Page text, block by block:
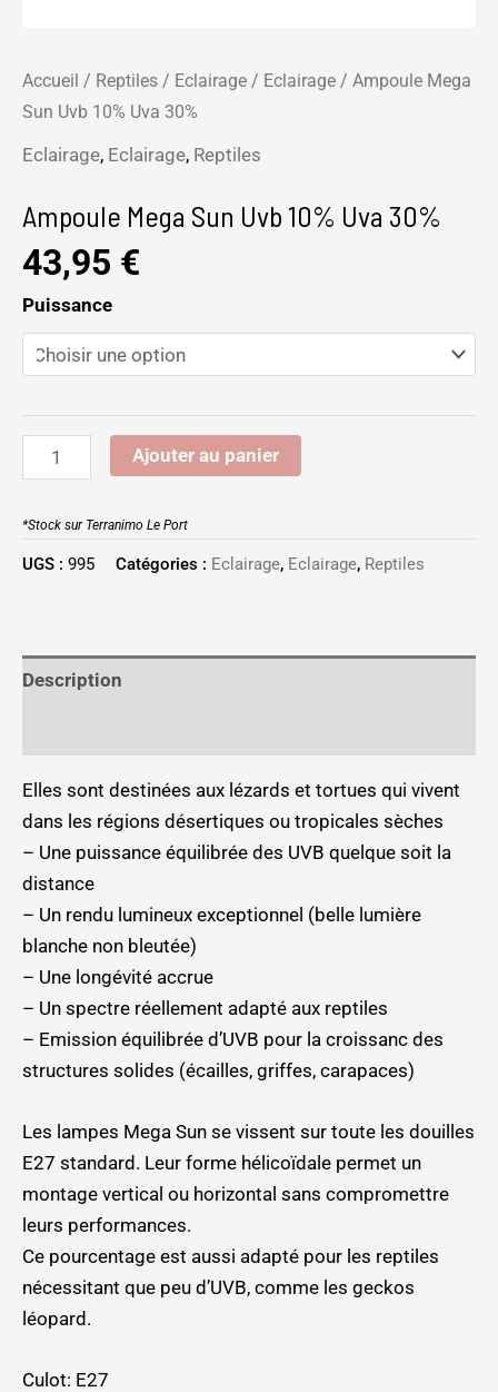
Accueil / Reptiles / Eclairage / Eclairage / Ampoule Mega
Sun Uvb 10% Uva 30%
Eclairage, Eclairage, Reptiles
Ampoule Mega Sun Uvb 10% Uva 30%
43,95 €
Puissance
Ajouter au panier
*Stock sur Terranimo Le Port
UGS : 995 Catégories : Eclairage, Eclairage, Reptiles
Description
Elles sont destinées aux lézards et tortues qui vivent
dans les régions désertiques ou tropicales sèches
– Une puissance équilibrée des UVB quelque soit la
distance
– Un rendu lumineux exceptionnel (belle lumière
blanche non bleutée)
– Une longévité accrue
– Un spectre réellement adapté aux reptiles
– Emission équilibrée d’UVB pour la croissanc des
structures solides (écailles, griffes, carapaces)
Les lampes Mega Sun se vissent sur toute les douilles
E27 standard. Leur forme hélicoïdale permet un
montage vertical ou horizontal sans compromettre
leurs performances.
Ce pourcentage est aussi adapté pour les reptiles
nécessitant que peu d’UVB, comme les geckos
léopard.
Culot: E27